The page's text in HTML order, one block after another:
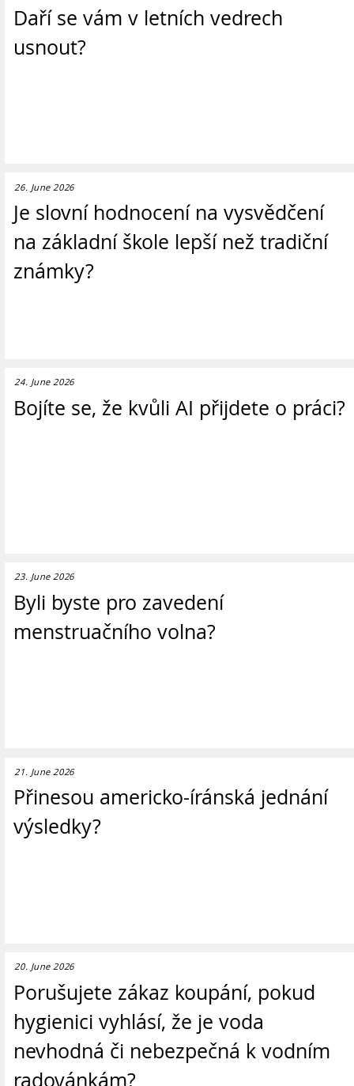
Daří se vám v letních vedrech
usnout?
26. June 2026
Je slovní hodnocení na vysvědčení
na základní škole lepší než tradiční
známky?
24. June 2026
Bojíte se, že kvůli AI přijdete o práci?
23. June 2026
Byli byste pro zavedení
menstruačního volna?
21. June 2026
Přinesou americko-íránská jednání
výsledky?
20. June 2026
Porušujete zákaz koupání, pokud
hygienici vyhlásí, že je voda
nevhodná či nebezpečná k vodním
radovánkám?